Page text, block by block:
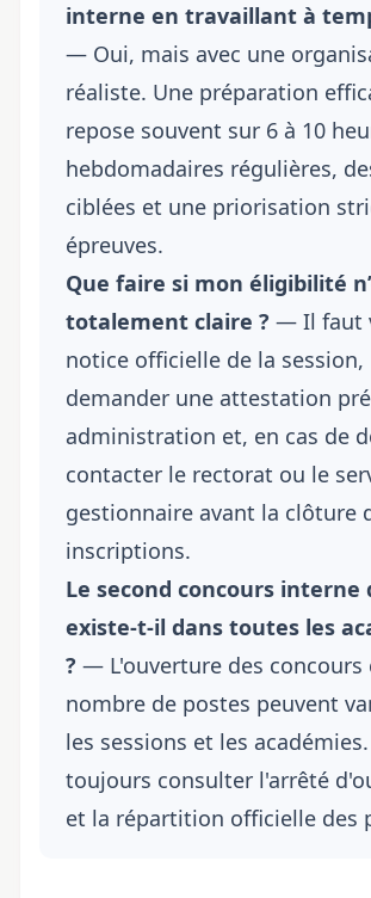
interne en travaillant à
— Oui, mais avec une
réaliste. Une préparation
repose souvent sur 6 à 10
hebdomadaires régulières,
ciblées et une priorisation
épreuves.
Que faire si mon éligibilité
totalement claire ? — Il faut
notice officielle de la session,
demander une attestation
administration et, en cas de
contacter le rectorat ou le
gestionnaire avant la clôture
inscriptions.
Le second concours interne
existe-t-il dans toutes les
? — L'ouverture des concours
nombre de postes peuvent
les sessions et les
toujours consulter l'arrêté
et la répartition officielle des